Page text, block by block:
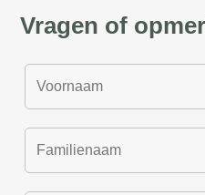
Vragen of